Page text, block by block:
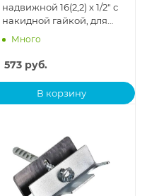
надвижной 16(2,2) х 1/2" с
накидной гайкой, для
ручного инструмента
Много
573руб.
В корзину